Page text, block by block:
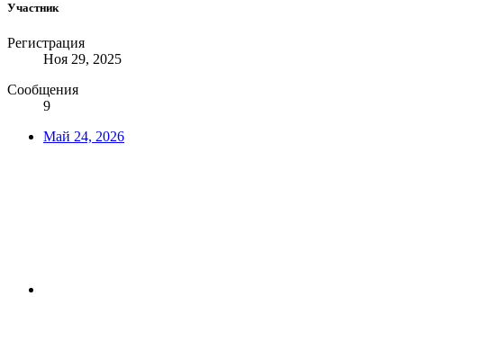
Участник
Регистрация
Ноя 29, 2025
Сообщения
9
Май 24, 2026